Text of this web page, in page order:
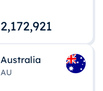
2,172,922
Australia
AU